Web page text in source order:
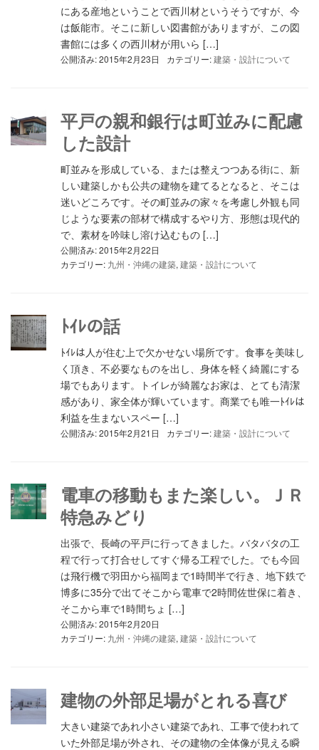
にある産地ということで西川材というそうですが、今
は飯能市。そこに新しい図書館がありますが、この図
書館には多くの西川材が用いら […]
公開済み: 2015年2月23日 カテゴリー:建築・設計について
平戸の親和銀行は町並みに配慮
した設計
町並みを形成している、または整えつつある街に、新
しい建築しかも公共の建物を建てるとなると、そこは
迷いどころです。その町並みの家々を考慮し外観も同
じような要素の部材で構成するやり方、形態は現代的
で、素材を吟味し溶け込むもの […]
公開済み: 2015年2月22日
カテゴリー: 九州・沖縄の建築, 建築・設計について
ﾄｲﾚの話
ﾄｲﾚは人が住む上で欠かせない場所です。食事を美味し
く頂き、不必要なものを出し、身体を軽く綺麗にする
場でもあります。トイレが綺麗なお家は、とても清潔
感があり、家全体が輝いています。商業でも唯一ﾄｲﾚは
利益を生まないスペー […]
公開済み: 2015年2月21日 カテゴリー:建築・設計について
電車の移動もまた楽しい。ＪＲ
特急みどり
出張で、長崎の平戸に行ってきました。バタバタの工
程で行って打合せしてすぐ帰る工程でした。でも今回
は飛行機で羽田から福岡まで1時間半で行き、地下鉄で
博多に35分で出てそこから電車で2時間佐世保に着き、
そこから車で1時間ちょ […]
公開済み: 2015年2月20日
カテゴリー: 九州・沖縄の建築, 建築・設計について
建物の外部足場がとれる喜び
大きい建築であれ小さい建築であれ、工事で使われて
いた外部足場が外され、その建物の全体像が見える瞬